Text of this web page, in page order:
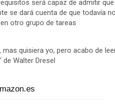
será capaz de admitir
se dará cuenta de que todavía
otro grupo de tareas
quisiera yo, pero acabo de
‘ de Walter Dresel